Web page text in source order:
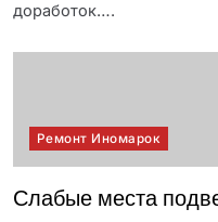
доработок….
Ремонт Иномарок
Слабые места